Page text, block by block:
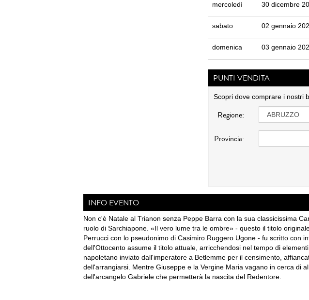
mercoledì 30 dicembre
sabato 02 gennaio
domenica 03 gennaio
PUNTI VENDITA
Scopri dove comprare i nostri
Regione:
Provincia:
INFO EVENTO
Non c'è Natale al Trianon senza Peppe Barra con la sua classicissima
ruolo di Sarchiapone. «Il vero lume tra le ombre» - questo il titolo
Perrucci con lo pseudonimo di Casimiro Ruggero Ugone - fu scritto con
dell'Ottocento assume il titolo attuale, arricchendosi nel tempo di
napoletano inviato dall'imperatore a Betlemme per il censimento,
dell'arrangiarsi. Mentre Giuseppe e la Vergine Maria vagano in cerca di
dell'arcangelo Gabriele che permetterà la nascita del Redentore.